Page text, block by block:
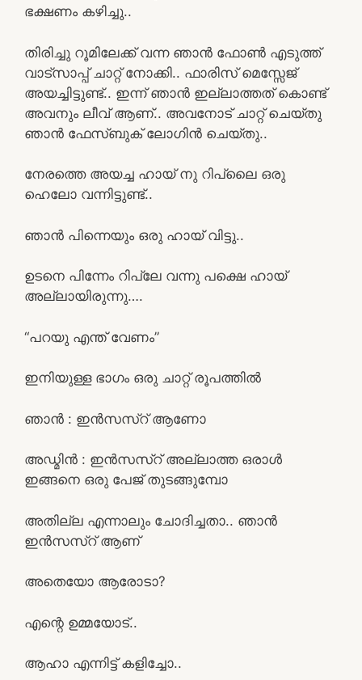
ഭക്ഷണം കഴിച്ചു..
തിരിച്ചു റൂമിലേക്ക് വന്ന ഞാൻ ഫോൺ എടുത്ത്
വാട്സാപ്പ് ചാറ്റ് നോക്കി.. ഫാരിസ് മെസ്സേജ്
അയച്ചിട്ടുണ്ട്.. ഇന്ന് ഞാൻ ഇല്ലാത്തത് കൊണ്ട്
അവനും ലീവ് ആണ്.. അവനോട് ചാറ്റ് ചെയ്തു
ഞാൻ ഫേസ്ബുക് ലോഗിൻ ചെയ്തു..
നേരത്തെ അയച്ച ഹായ് നു റിപ്ലൈ ഒരു
ഹെലോ വന്നിട്ടുണ്ട്..
ഞാൻ പിന്നെയും ഒരു ഹായ് വിട്ടു..
ഉടനെ പിന്നേം റിപ്ലേ വന്നു പക്ഷെ ഹായ്
അല്ലായിരുന്നു….
“പറയു എന്ത് വേണം”
ഇനിയുള്ള ഭാഗം ഒരു ചാറ്റ് രൂപത്തിൽ
ഞാൻ : ഇൻസസ്റ് ആണോ
അഡ്മിൻ : ഇൻസസ്റ് അല്ലാത്ത ഒരാൾ
ഇങ്ങനെ ഒരു പേജ് തുടങ്ങുമ്പോ
അതില്ല എന്നാലും ചോദിച്ചതാ.. ഞാൻ
ഇൻസസ്റ് ആണ്
അതെയോ ആരോടാ?
എന്റെ ഉമ്മയോട്..
ആഹാ എന്നിട്ട് കളിച്ചോ..